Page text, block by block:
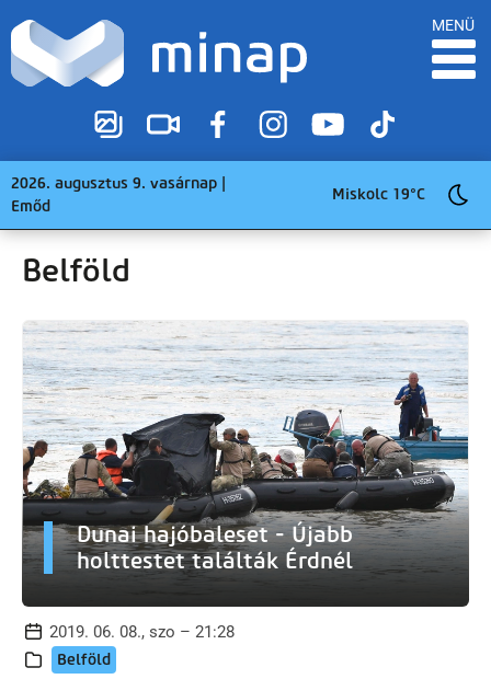
MENÜ
2026. augusztus 9. vasárnap |
Emőd
Miskolc 19°C
Belföld
Dunai hajóbaleset - Újabb
holttestet találták Érdnél
2019. 06. 08., szo – 21:28
Belföld